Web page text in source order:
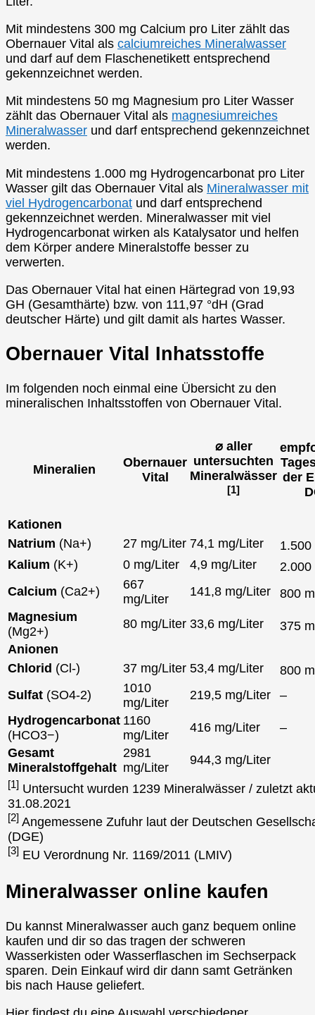
Mit mindestens 300 mg Calcium pro Liter zählt das
Obernauer Vital als calciumreiches Mineralwasser
und darf auf dem Flaschenetikett entsprechend
gekennzeichnet werden.
Mit mindestens 50 mg Magnesium pro Liter Wasser
zählt das Obernauer Vital als magnesiumreiches
Mineralwasser und darf entsprechend gekennzeichnet
werden.
Mit mindestens 1.000 mg Hydrogencarbonat pro Liter
Wasser gilt das Obernauer Vital als Mineralwasser mit
viel Hydrogencarbonat und darf entsprechend
gekennzeichnet werden. Mineralwasser mit viel
Hydrogencarbonat wirken als Katalysator und helfen
dem Körper andere Mineralstoffe besser zu
verwerten.
Das Obernauer Vital hat einen Härtegrad von 19,93
GH (Gesamthärte) bzw. von 111,97 °dH (Grad
deutscher Härte) und gilt damit als hartes Wasser.
Obernauer Vital Inhatsstoffe
Im folgenden noch einmal eine Übersicht zu den
mineralischen Inhaltsstoffen von Obernauer Vital.
Mineralien
Obernauer
Vital
⌀ aller
untersuchten
Mineralwässer
[1]
der
Kationen
Natrium (Na+) 27 mg/Liter 74,1 mg/Liter
Kalium (K+) 0 mg/Liter 4,9 mg/Liter
Calcium (Ca2+)
667
mg/Liter
141,8 mg/Liter
800
Magnesium
(Mg2+)
80 mg/Liter 33,6 mg/Liter
375
Anionen
Chlorid (Cl-) 37 mg/Liter 53,4 mg/Liter
800
Sulfat (SO4-2)
1010
mg/Liter
219,5 mg/Liter
–
Hydrogencarbonat
(HCO3−)
1160
mg/Liter
416 mg/Liter
–
Gesamt
Mineralstoffgehalt
2981
mg/Liter
944,3 mg/Liter
[1] Untersucht wurden 1239 Mineralwässer / zuletzt
31.08.2021
[2] Angemessene Zufuhr laut der Deutschen
(DGE)
[3] EU Verordnung Nr. 1169/2011 (LMIV)
Mineralwasser online kaufen
Du kannst Mineralwasser auch ganz bequem online
kaufen und dir so das tragen der schweren
Wasserkisten oder Wasserflaschen im Sechserpack
sparen. Dein Einkauf wird dir dann samt Getränken
bis nach Hause geliefert.